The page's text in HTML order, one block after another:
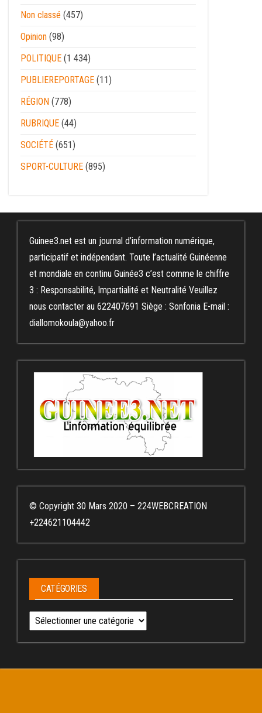
Non classé (457)
Opinion (98)
POLITIQUE (1 434)
PUBLIEREPORTAGE (11)
RÉGION (778)
RUBRIQUE (44)
SOCIÉTÉ (651)
SPORT-CULTURE (895)
Guinee3.net est un journal d’information numérique,
participatif et indépendant. Toute l’actualité Guinéenne
et mondiale en continu Guinée3 c’est comme le chiffre
3 : Responsabilité, Impartialité et Neutralité Veuillez
nous contacter au 622407691 Siège : Sonfonia E-mail :
diallomokoula@yahoo.fr
© Copyright 30 Mars 2020 – 224WEBCREATION
+224621104442
CATÉGORIES
Catégories